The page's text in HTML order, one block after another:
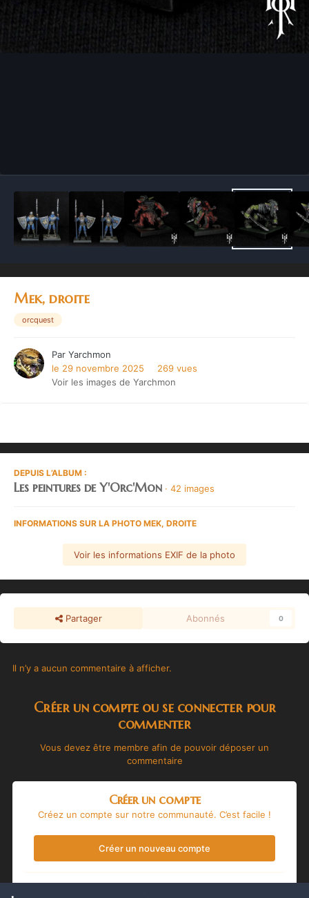
Mek, droite
orcquest
Par Yarchmon
le 29 novembre 2025
269 vues
Voir les images de Yarchmon
DEPUIS L’ALBUM :
Les peintures de Y'Orc'Mon · 42 images
INFORMATIONS SUR LA PHOTO MEK, DROITE
Voir les informations EXIF de la photo
Partager Abonnés 0
Il n’y a aucun commentaire à afficher.
Créer un compte ou se connecter pour
commenter
Vous devez être membre afin de pouvoir déposer un
commentaire
Créer un compte
Créez un compte sur notre communauté. C’est facile !
Créer un nouveau compte